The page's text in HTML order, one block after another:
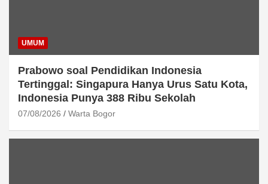
UMUM
Prabowo soal Pendidikan Indonesia
Tertinggal: Singapura Hanya Urus Satu Kota,
Indonesia Punya 388 Ribu Sekolah
07/08/2026 Warta Bogor